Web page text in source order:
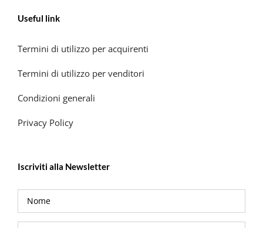
Useful link
Termini di utilizzo per acquirenti
Termini di utilizzo per venditori
Condizioni generali
Privacy Policy
Iscriviti alla Newsletter